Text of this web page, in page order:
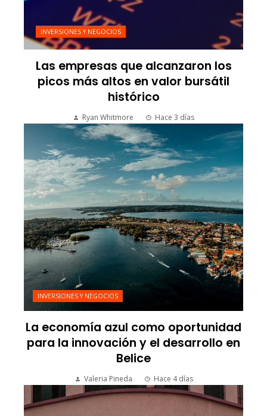
INVERSIONES Y NEGOCIOS
Las empresas que alcanzaron los
picos más altos en valor bursátil
histórico
Ryan Whitmore Hace 3 días
INVERSIONES Y NEGOCIOS
La economía azul como oportunidad
para la innovación y el desarrollo en
Belice
Valeria Pineda Hace 4 días